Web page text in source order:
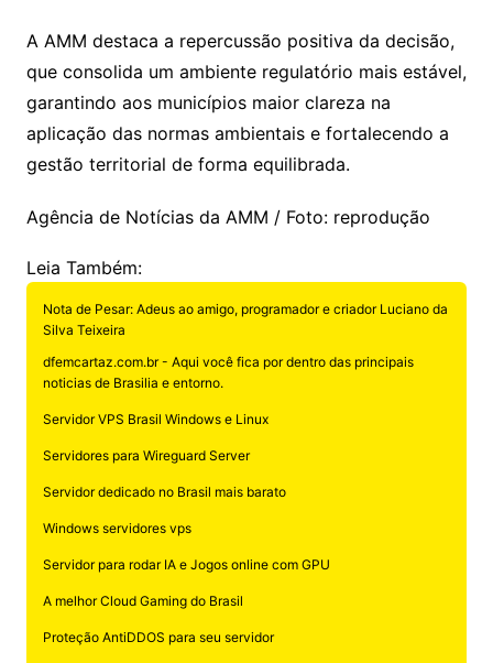
A AMM destaca a repercussão positiva da decisão,
que consolida um ambiente regulatório mais estável,
garantindo aos municípios maior clareza na
aplicação das normas ambientais e fortalecendo a
gestão territorial de forma equilibrada.
Agência de Notícias da AMM / Foto: reprodução
Leia Também:
Nota de Pesar: Adeus ao amigo, programador e criador Luciano da
Silva Teixeira
dfemcartaz.com.br - Aqui você fica por dentro das principais
noticias de Brasilia e entorno.
Servidor VPS Brasil Windows e Linux
Servidores para Wireguard Server
Servidor dedicado no Brasil mais barato
Windows servidores vps
Servidor para rodar IA e Jogos online com GPU
A melhor Cloud Gaming do Brasil
Proteção AntiDDOS para seu servidor